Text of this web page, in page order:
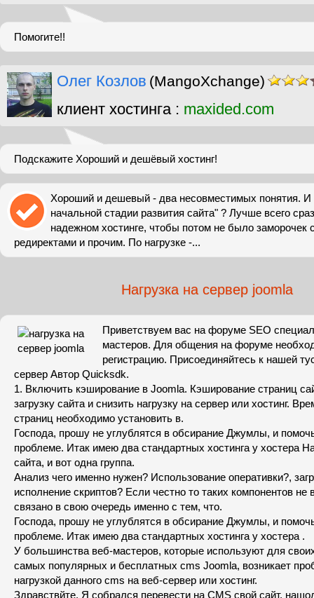
Помогите!!
Олег Козлов (MangoXchange)
клиент хостинга : maxided.com
Подскажите Хороший и дешёвый хостинг!
Хороший и дешевый - два несовместимых понятия. И
начальной стадии развития сайта" ? Лучше всего
надежном хостинге, чтобы потом не было заморочек
редиректами и прочим. По нагрузке -...
Нагрузка на сервер joomla
Приветствуем вас на форуме SEO
мастеров. Для общения на форуме
регистрацию. Присоединяйтесь к нашей
сервер Автор Quicksdk.
1. Включить кэширование в Joomla. Кэширование страниц
загрузку сайта и снизить нагрузку на сервер или хостинг.
страниц необходимо установить в.
Господа, прошу не углублятся в обсирание Джумлы, и
проблеме. Итак имею два стандартных хостинга у хостера
сайта, и вот одна группа.
Анализ чего именно нужен? Использование оперативки?,
исполнение скриптов? Если честно то таких компонентов
связано в свою очередь именно с тем, что.
Господа, прошу не углублятся в обсирание Джумлы, и
проблеме. Итак имею два стандартных хостинга у хостера .
У большинства веб-мастеров, которые используют для
самых популярных и бесплатных cms Joomla, возникает
нагрузкой данного cms на веб-сервер или хостинг.
Здравствйте. Я собрался перевести на CMS свой сайт,